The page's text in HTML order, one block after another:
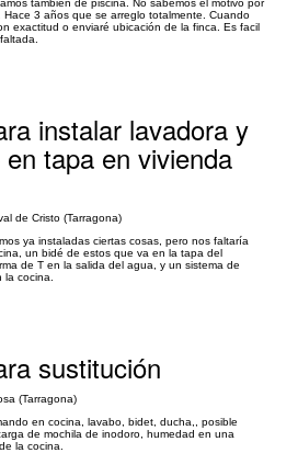
tambien de piscina. No sabemos el motivo por
3 años que se arreglo totalmente. Cuando
exactitud o enviaré ubicación de la finca. Es facil
instalar lavadora y
tapa en vivienda
de Cristo (Tarragona)
ya instaladas ciertas cosas, pero nos faltaría
un bidé de estos que va en la tapa del
de T en la salida del agua, y un sistema de
cocina.
sustitución
(Tarragona)
en cocina, lavabo, bidet, ducha,, posible
de mochila de inodoro, humedad en una
la cocina.